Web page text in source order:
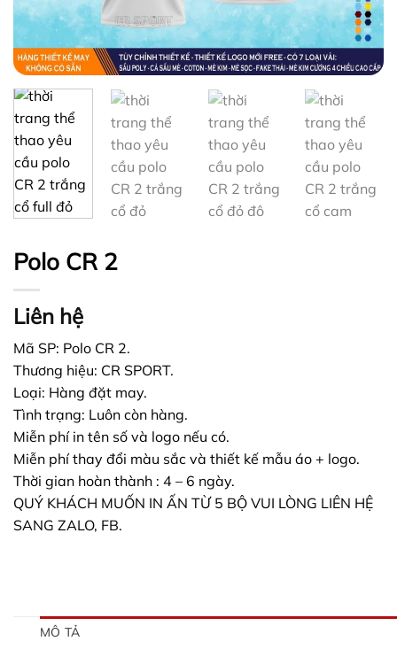
Polo CR 2
Liên hệ
Mã SP: Polo CR 2.
Thương hiệu: CR SPORT.
Loại: Hàng đặt may.
Tình trạng: Luôn còn hàng.
Miễn phí in tên số và logo nếu có.
Miễn phí thay đổi màu sắc và thiết kế mẫu áo + logo.
Thời gian hoàn thành : 4 – 6 ngày.
QUÝ KHÁCH MUỐN IN ẤN TỪ 5 BỘ VUI LÒNG LIÊN HỆ
SANG ZALO, FB.
MÔ TẢ